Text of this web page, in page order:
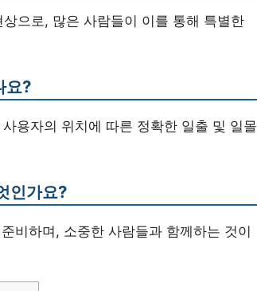
으로, 많은 사람들이 이를 통해 특별한
요?
용자의 위치에 따른 정확한 일출 및 일몰
인가요?
비하며, 소중한 사람들과 함께하는 것이